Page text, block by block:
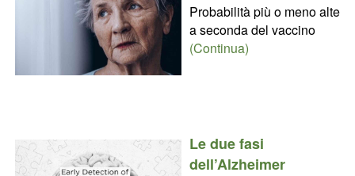
Probabilità più o meno alte
a seconda del vaccino
(Continua)
Le due fasi
dell’Alzheimer